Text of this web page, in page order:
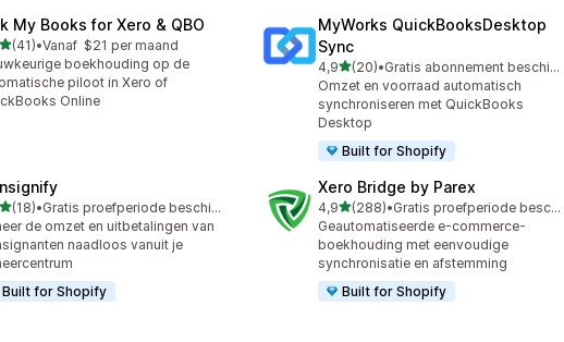
My Books for Xero & QBO
van 5 sterren
(41) in totaal
•Vanaf $21 per maand
boekhouding op de
piloot in Xero of
Online
MyWorks QuickBooksDesktop
Sync
4,9van 5 sterren
(20)
20 recensies in totaal
•
Gratis abonnement beschikbaar
Omzet en voorraad automatisch
synchroniseren met QuickBooks
Desktop
Built for Shopify
van 5 sterren
(18) in totaal
•
Gratis proefperiode beschikbaar
de omzet en uitbetalingen van
naadloos vanuit je
Built for Shopify
Xero Bridge by Parex
4,9van 5 sterren
(288)
288 recensies in totaal
•
Gratis proefperiode beschikbaar
Geautomatiseerde e-commerce-
boekhouding met eenvoudige
synchronisatie en afstemming
Built for Shopify